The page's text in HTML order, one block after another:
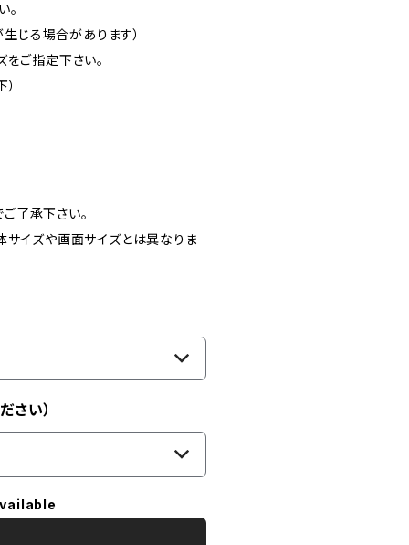
。
じる場合があります）
ご指定下さい。
了承下さい。
サイズや画面サイズとは異なりま
さい）